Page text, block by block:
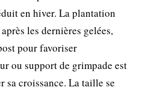
en hiver. La plantation
les dernières gelées,
pour favoriser
ou support de grimpade est
sa croissance. La taille se